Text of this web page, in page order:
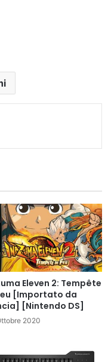
Eleven 2: Tempête
[Importato da
[Nintendo DS]
2020